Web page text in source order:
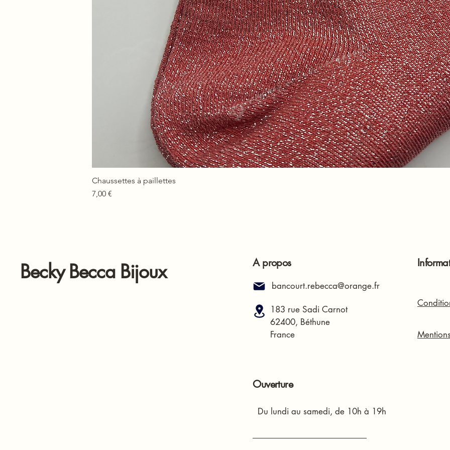
Chaussettes à paillettes
Prix
7,00 €
Becky Becca Bijoux A propos
bancourt.rebecca@orange.fr
183 rue Sadi Carnot
62400, Béthune
France
Du lundi au samedi, de 10h à 19h
Ouverture